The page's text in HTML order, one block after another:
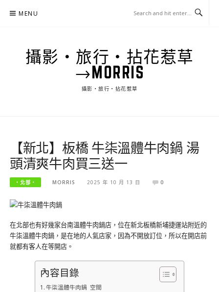
MENU
攝影‧旅行‧拈花惹草
→MORRIS
攝影‧旅行‧拈花惹草
【新北】板橋 牛柒溫體牛肉鍋 湯
頭清爽牛肉買三送一
‧北部‧ MORRIS 2025 年 10 月 13 日 0
在北部也有好幾家台南溫體牛肉鍋店，位在新北板橋新埔捷運站附近的
牛柒溫體牛肉鍋，是在地的人氣店家，因為不開放訂位，所以在開店前
就都有客人在等開店。
內容目錄
牛柒溫體牛肉鍋 空間